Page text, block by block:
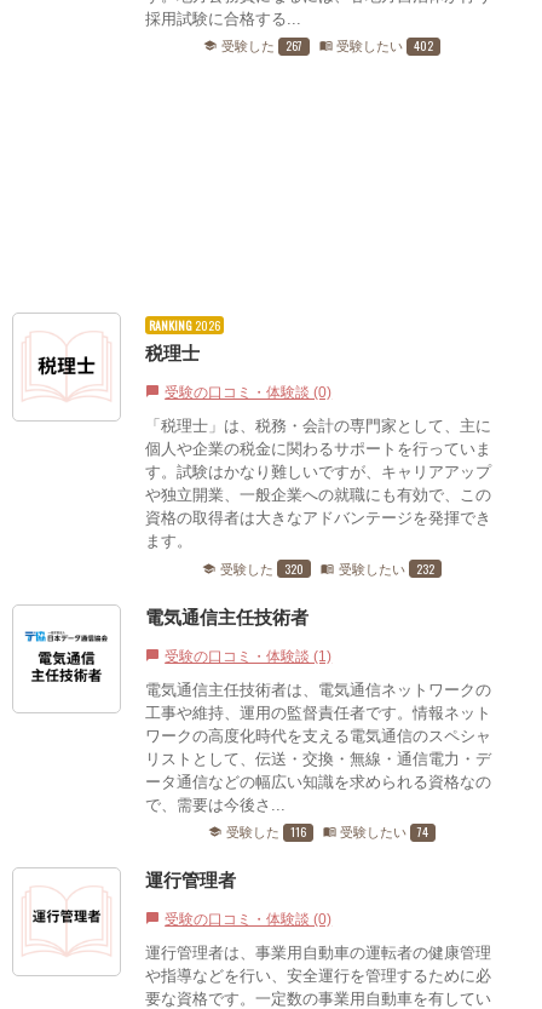
採用試験に合格する...
school 受験した 267 menu_book 受験したい 402
RANKING2026
税理士
chat_bubble 受験の口コミ・体験談 (0)
「税理士」は、税務・会計の専門家として、主に
個人や企業の税金に関わるサポートを行っていま
す。試験はかなり難しいですが、キャリアアップ
や独立開業、一般企業への就職にも有効で、この
資格の取得者は大きなアドバンテージを発揮でき
ます。
school 受験した 320 menu_book 受験したい 232
電気通信主任技術者
chat_bubble 受験の口コミ・体験談 (1)
電気通信主任技術者は、電気通信ネットワークの
工事や維持、運用の監督責任者です。情報ネット
ワークの高度化時代を支える電気通信のスペシャ
リストとして、伝送・交換・無線・通信電力・デ
ータ通信などの幅広い知識を求められる資格なの
で、需要は今後さ...
school 受験した 116 menu_book 受験したい 74
運行管理者
chat_bubble 受験の口コミ・体験談 (0)
運行管理者は、事業用自動車の運転者の健康管理
や指導などを行い、安全運行を管理するために必
要な資格です。一定数の事業用自動車を有してい